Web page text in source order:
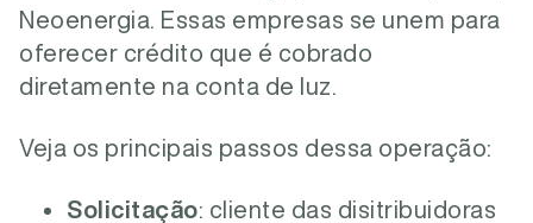
Neoenergia. Essas empresas se unem para
oferecer crédito que é cobrado
diretamente na conta de luz.
Veja os principais passos dessa operação:
Solicitação: cliente das disitribuidoras